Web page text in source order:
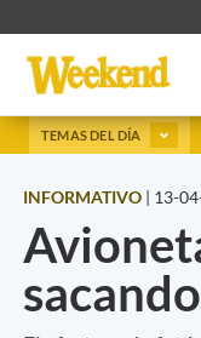
TEMAS DEL DÍA
INFORMATIVO | 13-